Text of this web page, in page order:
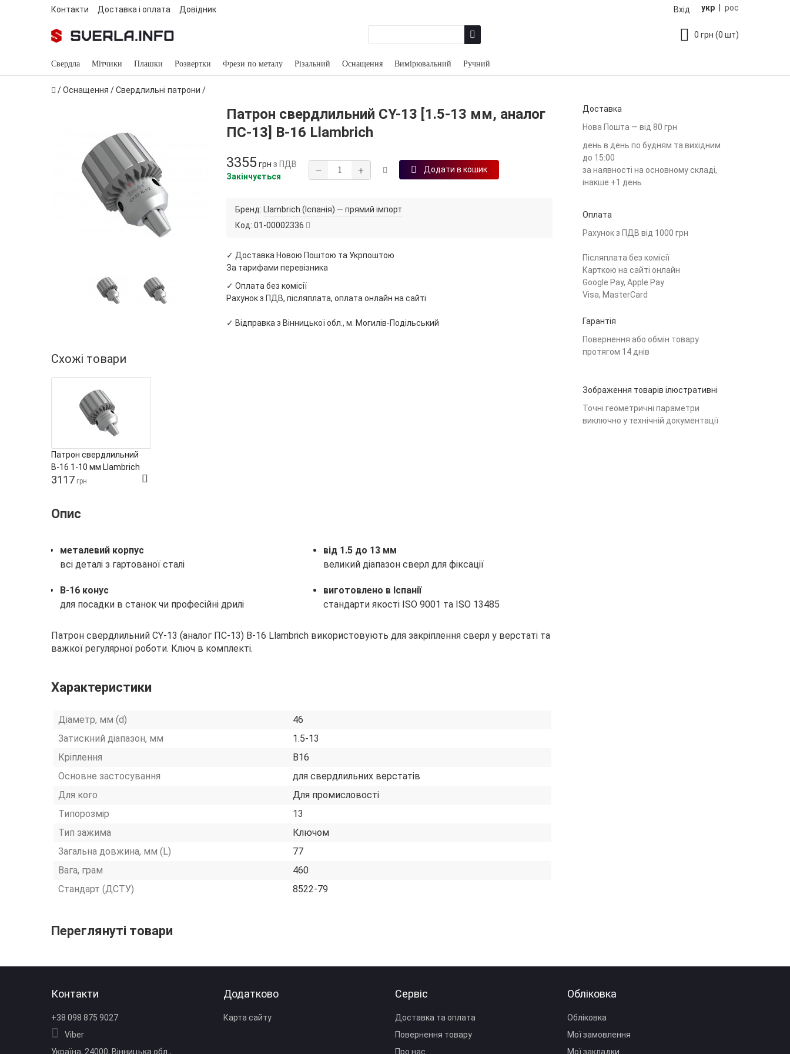
укр рос
Контакти Доставка і оплата Довідник Вхід
0 грн (0 шт)
Свердла Мітчики Плашки Розвертки Фрези по металу Різальний Оснащення Вимірювальний Ручний
/Оснащення /Свердлильні патрони /
Патрон свердлильний CY-13 [1.5‑13 мм, аналог
ПС-13] В-16 Llambrich
3355грн з ПДВ
Закінчується
− + Додати в кошик
Бренд: Llambrich (Іспанія) — прямий імпорт
Код: 01-00002336
✓ Доставка Новою Поштою та Укрпоштою
За тарифами перевізника
✓ Оплата без комісії
Рахунок з ПДВ, післяплата, оплата онлайн на сайті
✓ Відправка з Вінницької обл., м. Могилів-Подільський
Схожі товари
Патрон свердлильний
В-16 1-10 мм Llambrich
3117 грн
Опис
металевий корпус
всі деталі з гартованої сталі
В-16 конус
для посадки в станок чи професійні дрилі
від 1.5 до 13 мм
великий діапазон сверл для фіксації
виготовлено в Іспанії
стандарти якості ISO 9001 та ISO 13485
Патрон свердлильний CY-13 (аналог ПС-13) B-16 Llambrich використовують для закріплення сверл у верстаті та
важкої регулярної роботи. Ключ в комплекті.
Характеристики
Діаметр, мм (d)
46
Затискний діапазон, мм
1.5-13
Кріплення
В16
Основне застосування
для свердлильних верстатів
Для кого
Для промисловості
Типорозмір
13
Тип зажима
Ключом
Загальна довжина, мм (L)
77
Вага, грам
460
Стандарт (ДСТУ)
8522-79
Переглянуті товари
Доставка
Нова Пошта — від 80 грн
день в день по будням та вихідним
до 15:00
за наявності на основному складі,
інакше +1 день
Оплата
Рахунок з ПДВ від 1000 грн
Післяплата без комісії
Карткою на сайті онлайн
Google Pay, Apple Pay
Visa, MasterCard
Гарантія
Повернення або обмін товару
протягом 14 днів
Зображення товарів ілюстративні
Точні геометричні параметри
виключно у технічній документації
Контакти
+38 098 875 9027
Viber
Україна, 24000, Вінницька обл.,
Додатково
Карта сайту
Сервіс
Доставка та оплата
Повернення товару
Про нас
Обліковка
Обліковка
Мої замовлення
Мої закладки